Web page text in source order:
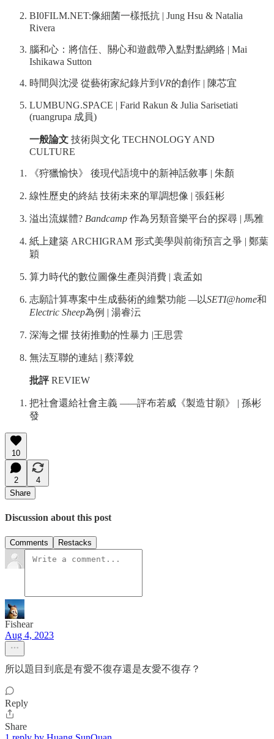
BI0FILM.NET:像細菌一樣抵抗 | Jung Hsu & Natalia
Rivera
腦和心：將信任、關心和遊戲帶入點對點網絡 | Mai
Ishikawa Sutton
時間與沈浸 從藝術家紀錄片到 VR的創作 | 陳芯宜
LUMBUNG.SPACE | Farid Rakun & Julia Sarisetiati
(ruangrupa 成員)
一般論文 技術與文化 TECHNOLOGY AND
CULTURE
《狩獵愉快》 後現代語境中的新神話敘事 | 朱顏
線性歷史的終結 技術未來的單調想像 | 張鈺彬
溢出流媒體? Bandcamp 作為另類音樂平台的探尋 | 馬雅
紙上建築 ARCHIGRAM 形式美學與前衛預言之爭 | 鄭葉
穎
算力時代的數位圖像生產與消費 | 袁孟如
志願計算專案中生成藝術的維繫功能 —以SETI@home和
Electric Sheep為例 | 湯睿沄
深海之懼 技術推動的性暴力 |王思雲
無法互聯的連結 | 蔡澤銳
批評 REVIEW
把社會還給社會主義 ——評布若威《製造甘願》 | 孫彬
發
10
2
4
Share
Discussion about this post
Comments Restacks
Fishear
Aug 4, 2023
所以題目到底是有愛不復存還是友愛不復存？
Reply
Share